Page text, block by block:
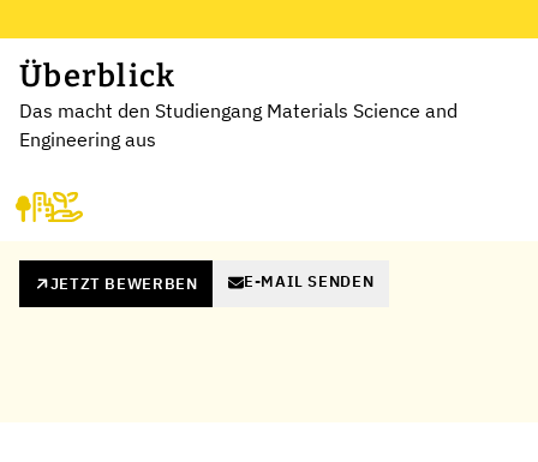
Überblick
Das macht den Studiengang Materials Science and
Engineering aus
JETZT BEWERBEN E-MAIL SENDEN